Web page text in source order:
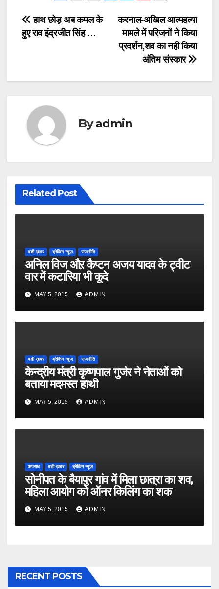
Post
navigation
करनाल-अखिल आत्महत्या
मामले में परिजनों ने किया
प्रदर्शन,शव का नही किया
अंतिम संस्कार
हाथ छोड़ अब कमल के
हुए राव इंद्रजीत सिंह …
Byadmin
Related Post
बडी ख़बर ब्रेकिंग न्यूज़ राजनीति
अनिल विज औऱ कैप्टन अजय यादव के ट्वीट
वार में कटारिया भी कूदे
MAY 5, 2015 ADMIN
बडी ख़बर ब्रेकिंग न्यूज़ राजनीति
केन्द्रीय मंत्री कृष्णपाल गुर्जर ने नेताओं को
बताया मदमस्त हाथी
MAY 5, 2015 ADMIN
अपराध बडी ख़बर ब्रेकिंग न्यूज़
सोनीपत के बैयापुर गांव में मिला छात्रा का शव,
महिला आयोग को ऑनर किलिंग का शक
MAY 5, 2015 ADMIN
RECENT POSTS